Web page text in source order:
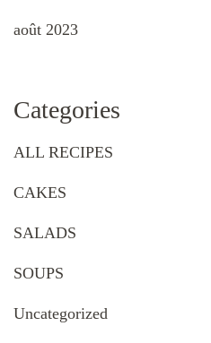
août 2023
Categories
ALL RECIPES
CAKES
SALADS
SOUPS
Uncategorized